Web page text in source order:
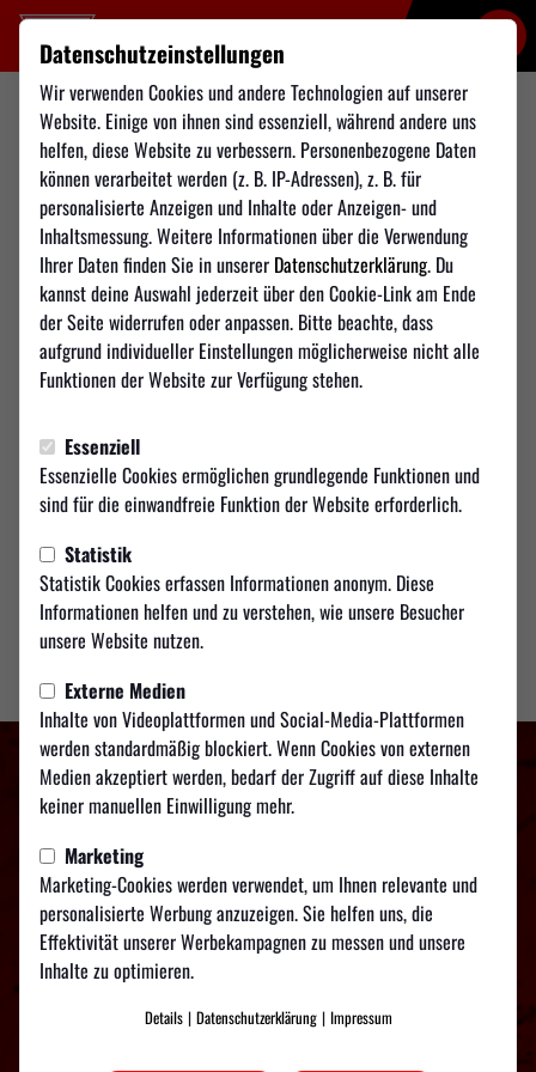
Datenschutzeinstellungen
Wir verwenden Cookies und andere Technologien auf unserer
Website. Einige von ihnen sind essenziell, während andere uns
helfen, diese Website zu verbessern. Personenbezogene Daten
können verarbeitet werden (z. B. IP-Adressen), z. B. für
personalisierte Anzeigen und Inhalte oder Anzeigen- und
Inhaltsmessung. Weitere Informationen über die Verwendung
Ihrer Daten finden Sie in unserer Datenschutzerklärung. Du
kannst deine Auswahl jederzeit über den Cookie-Link am Ende
der Seite widerrufen oder anpassen. Bitte beachte, dass
aufgrund individueller Einstellungen möglicherweise nicht alle
Funktionen der Website zur Verfügung stehen.
Essenziell
Essenzielle Cookies ermöglichen grundlegende Funktionen und
sind für die einwandfreie Funktion der Website erforderlich.
Statistik
Statistik Cookies erfassen Informationen anonym. Diese
Informationen helfen und zu verstehen, wie unsere Besucher
unsere Website nutzen.
Externe Medien
Inhalte von Videoplattformen und Social-Media-Plattformen
werden standardmäßig blockiert. Wenn Cookies von externen
Medien akzeptiert werden, bedarf der Zugriff auf diese Inhalte
keiner manuellen Einwilligung mehr.
Marketing
Marketing-Cookies werden verwendet, um Ihnen relevante und
personalisierte Werbung anzuzeigen. Sie helfen uns, die
Effektivität unserer Werbekampagnen zu messen und unsere
Inhalte zu optimieren.
Details | Datenschutzerklärung | Impressum
FUTSAL
Sonntag, 25.01.2026 09:00 Uhr
Hamburger SV vs. TSV
Weilimdorf
Das Video wird erst nach dem Klick von YouTube geladen
und abgespielt. Dazu baut dein Browser eine direkte
Informationen kannst du unserer Datenschutzerklärung
entnehmen.
Video laden